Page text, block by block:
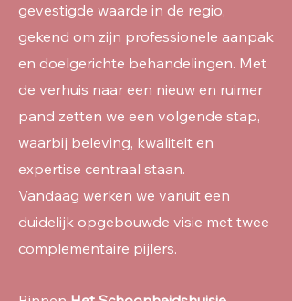
gevestigde waarde in de regio,
gekend om zijn professionele aanpak
en doelgerichte behandelingen. Met
de verhuis naar een nieuw en ruimer
pand zetten we een volgende stap,
waarbij beleving, kwaliteit en
expertise centraal staan.
Vandaag werken we vanuit een
duidelijk opgebouwde visie met twee
complementaire pijlers.